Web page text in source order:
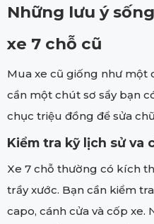
Những lưu ý
xe 7 chỗ cũ
Mua xe cũ giống như một
cần một chút sơ sẩy bạn
chục triệu đồng để sửa
Kiểm tra kỹ lịch sử va
Xe 7 chỗ thường có kích
trầy xước. Bạn cần kiểm
capo, cánh cửa và cốp xe.